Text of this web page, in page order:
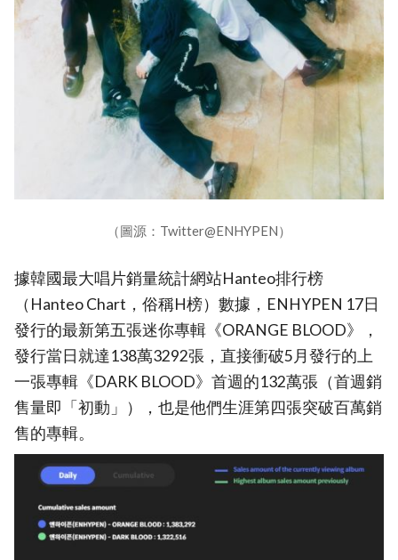
（圖源：Twitter@ENHYPEN）
據韓國最大唱片銷量統計網站Hanteo排行榜
（Hanteo Chart，俗稱H榜）數據，ENHYPEN 17日
發行的最新第五張迷你專輯《ORANGE BLOOD》，
發行當日就達138萬3292張，直接衝破5月發行的上
一張專輯《DARK BLOOD》首週的132萬張（首週銷
售量即「初動」），也是他們生涯第四張突破百萬銷
售的專輯。